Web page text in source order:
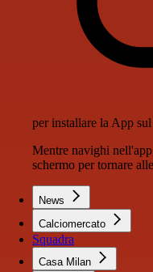
per installare la App
Mentre navighi
schermo per tornare
News
Calciomercato
Squadra
Casa Milan